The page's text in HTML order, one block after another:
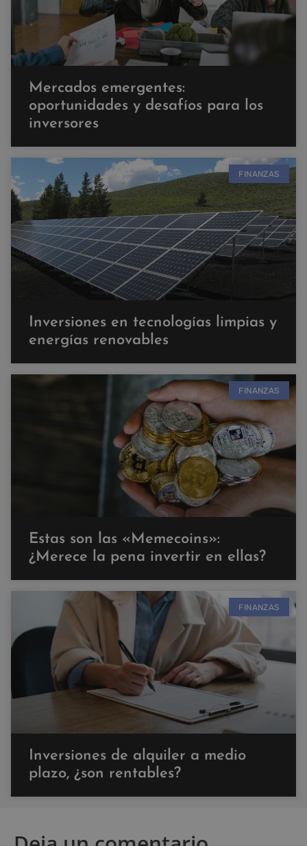
Mercados emergentes:
oportunidades y desafíos para los
inversores
FINANZAS
Inversiones en tecnologías limpias y
energías renovables
FINANZAS
Estas son las «Memecoins»:
¿Merece la pena invertir en ellas?
FINANZAS
Inversiones de alquiler a medio
plazo, ¿son rentables?